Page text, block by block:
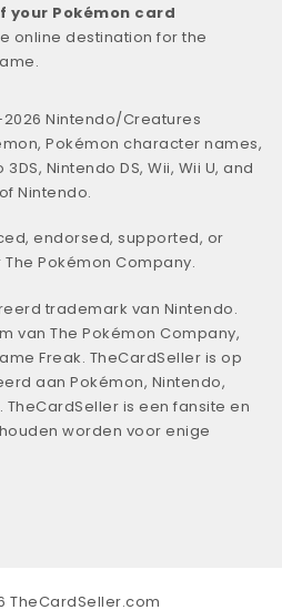
your Pokémon card
online destination for the
Nintendo/Creatures
Pokémon character names,
Nintendo DS, Wii, Wii U, and
Nintendo.
endorsed, supported, or
Pokémon Company.
trademark van Nintendo.
van The Pokémon Company,
Freak. TheCardSeller is op
aan Pokémon, Nintendo,
is een fansite en
worden voor enige
TheCardSeller.com